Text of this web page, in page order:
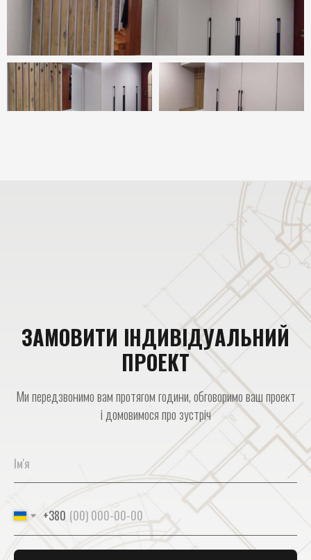
ЗАМОВИТИ ІНДИВІДУАЛЬНИЙ
ПРОЕКТ
Ми передзвонимо вам протягом години, обговоримо ваш проект
і домовимося про зустріч
+380